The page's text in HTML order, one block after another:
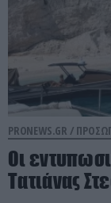
PRONEWS.GR /
Οι
Τατιάνας